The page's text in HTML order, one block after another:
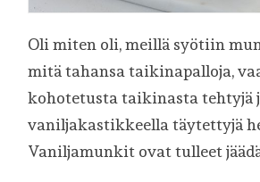
Oli miten oli, meillä syötiin
mitä tahansa taikinapalloja,
kohotetusta taikinasta tehtyjä
vaniljakastikkeella täytettyjä
Vaniljamunkit ovat tulleet